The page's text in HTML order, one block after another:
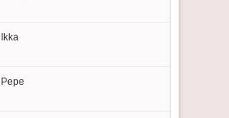
Ikka
Pepe